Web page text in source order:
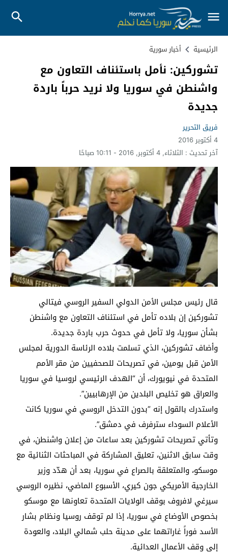
الرئيسية أخبار سورية
تشوركين: نأمل باستئناف التعاون مع
واشنطن في سوريا ولا نريد حرباً باردة
جديدة
فريق التحرير
4 أكتوبر 2016
آخر تحديث : الثلاثاء, 4 أكتوبر, 2016 - 10:11 صباحًا
قال رئيس مجلس الأمن الدولي السفير الروسي فيتالي
تشوركين إن بلاده تأمل في استئناف التعاون مع واشنطن
بشأن سوريا، ولا تأمل في حدوث حرب باردة جديدة.
وأضاف تشوركين، الذي تسلمت بلاده الرئاسة الدورية لمجلس
الأمن قبل يومين، في تصريحات للصحفيين من مقر الأمم
المتحدة في نيويورك، أن “الهدف الرئيسي لروسيا في سوريا
والعراق هو تخليص البلدين من الإرهابيين”.
واستدرك بالقول إنه “بدون التدخل الروسي في سوريا كانت
الأعلام السوداء سترفرف في دمشق”.
وتأتي تصريحات تشوركين بعد ساعات من إعلان واشنطن، في
وقت سابق الاثنين، تعليق المشاركة في المباحثات الثنائية مع
موسكو، والمتعلقة بالصراع في سوريا، بعد أن هدّد وزير
الخارجية الأمريكي جون كيري، الأسبوع الماضي، نظيره الروسي
سيرغي لافروف بوقف الولايات المتحدة تعاونها مع موسكو
بخصوص الأوضاع في سوريا، إذا لم توقف روسيا ونظام بشار
الأسد فوراً غاراتهما على مدينة حلب شمالي البلاد، والعودة
إلى وقف الأعمال العدائية.